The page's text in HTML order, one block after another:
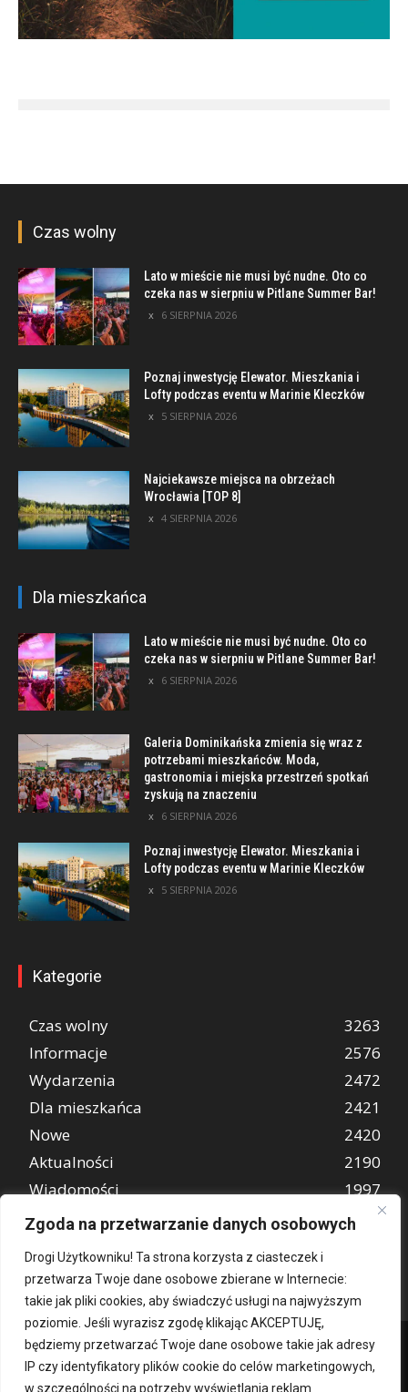
Zgoda na przetwarzanie danych osobowych
Drogi Użytkowniku! Ta strona korzysta z ciasteczek i
przetwarza Twoje dane osobowe zbierane w Internecie:
takie jak pliki cookies, aby świadczyć usługi na najwyższym
poziomie. Jeśli wyrazisz zgodę klikając AKCEPTUJĘ,
będziemy przetwarzać Twoje dane osobowe takie jak adresy
IP czy identyfikatory plików cookie do celów marketingowych,
w szczególności na potrzeby wyświetlania reklam
Czas wolny
Lato w mieście nie musi być nudne. Oto co
czeka nas w sierpniu w Pitlane Summer Bar!
6 SIERPNIA 2026
Poznaj inwestycję Elewator. Mieszkania i
Lofty podczas eventu w Marinie Kleczków
5 SIERPNIA 2026
Najciekawsze miejsca na obrzeżach
Wrocławia [TOP 8]
4 SIERPNIA 2026
Dla mieszkańca
Lato w mieście nie musi być nudne. Oto co
czeka nas w sierpniu w Pitlane Summer Bar!
6 SIERPNIA 2026
Galeria Dominikańska zmienia się wraz z
potrzebami mieszkańców. Moda,
gastronomia i miejska przestrzeń spotkań
zyskują na znaczeniu
6 SIERPNIA 2026
Poznaj inwestycję Elewator. Mieszkania i
Lofty podczas eventu w Marinie Kleczków
5 SIERPNIA 2026
Kategorie
Czas wolny
3263
Informacje
2576
Wydarzenia
2472
Dla mieszkańca
2421
Nowe
2420
Aktualności
2190
Wiadomości
1997
REKLAMA
849